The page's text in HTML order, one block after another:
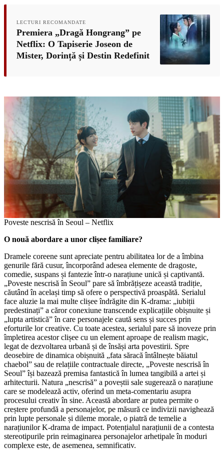
LECTURI RECOMANDATE
Premiera „Dragă Hongrang” pe
Netflix: O Tapiserie Joseon de
Mister, Dorință și Destin Redefinit
Poveste nescrisă în Seoul – Netflix
O nouă abordare a unor clișee familiare?
Dramele coreene sunt apreciate pentru abilitatea lor de a îmbina
genurile fără cusur, încorporând adesea elemente de dragoste,
comedie, suspans și fantezie într-o narațiune unică și captivantă.
„Poveste nescrisă în Seoul” pare să îmbrățișeze această tradiție,
căutând în același timp să ofere o perspectivă proaspătă. Serialul
face aluzie la mai multe clișee îndrăgite din K-drama: „iubiții
predestinați” a căror conexiune transcende explicațiile obișnuite și
„lupta artistică” în care personajele caută sens și succes prin
eforturile lor creative. Cu toate acestea, serialul pare să inoveze prin
împletirea acestor clișee cu un element aproape de realism magic,
legat de dezvoltarea urbană și de însăși arta povestirii. Spre
deosebire de dinamica obișnuită „fata săracă întâlnește băiatul
chaebol” sau de relațiile contractuale directe, „Poveste nescrisă în
Seoul” își bazează premisa fantastică în lumea tangibilă a artei și
arhitecturii. Natura „nescrisă” a poveștii sale sugerează o narațiune
care se modelează activ, oferind un meta-comentariu asupra
procesului creativ în sine. Această abordare ar putea permite o
creștere profundă a personajelor, pe măsură ce indivizii navighează
prin lupte personale și dileme morale, o piatră de temelie a
narațiunilor K-drama de impact. Potențialul narațiunii de a contesta
stereotipurile prin reimaginarea personajelor arhetipale în moduri
complexe este, de asemenea, semnificativ.